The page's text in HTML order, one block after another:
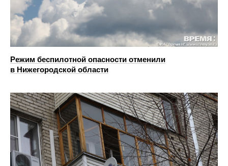
Режим беспилотной опасности отменили
в Нижегородской области